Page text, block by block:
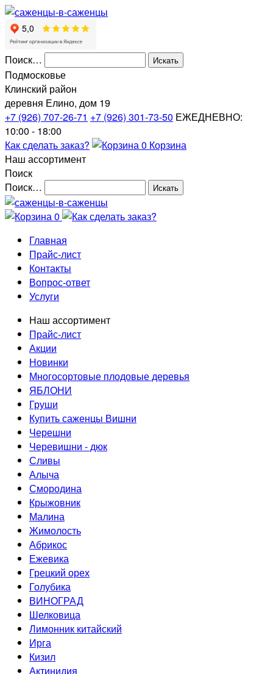
Поиск…
Подмосковье
Клинский район
деревня Елино, дом 19
+7 (926) 707-26-71 +7 (926) 301-73-50 ЕЖЕДНЕВНО:
10:00 - 18:00
Как сделать заказ?
0 Корзина
Наш ассортимент
Поиск
Поиск…
0
Главная
Прайс-лист
Контакты
Вопрос-ответ
Услуги
Наш ассортимент
Прайс-лист
Акции
Новинки
Многосортовые плодовые деревья
ЯБЛОНИ
Груши
Купить саженцы Вишни
Черешни
Черевишни - дюк
Сливы
Алыча
Смородина
Крыжовник
Малина
Жимолость
Абрикос
Ежевика
Грецкий орех
Голубика
ВИНОГРАД
Шелковица
Лимонник китайский
Ирга
Кизил
Актинидия